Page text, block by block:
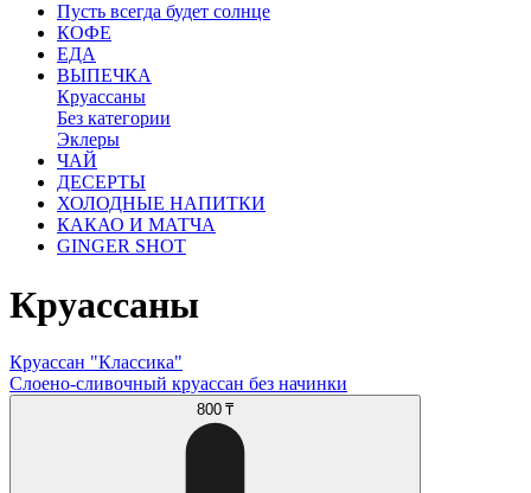
Пусть всегда будет солнце
КОФЕ
ЕДА
ВЫПЕЧКА
Круассаны
Без категории
Эклеры
ЧАЙ
ДЕСЕРТЫ
ХОЛОДНЫЕ НАПИТКИ
КАКАО И МАТЧА
GINGER SHOT
Круассаны
Круассан "Классика"
Слоено-сливочный круассан без начинки
800 ₸